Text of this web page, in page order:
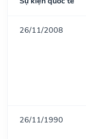
26/11/2008
26/11/1990